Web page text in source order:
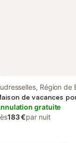
Région de
Mer de vacances
gratuite
183 €par nuit